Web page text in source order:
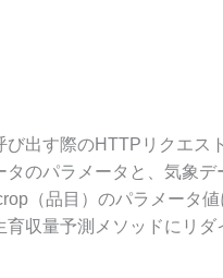
び出す際のHTTPリクエス
タのパラメータと、気象デ
（品目）のパラメータ値
育収量予測メソッドにリダ